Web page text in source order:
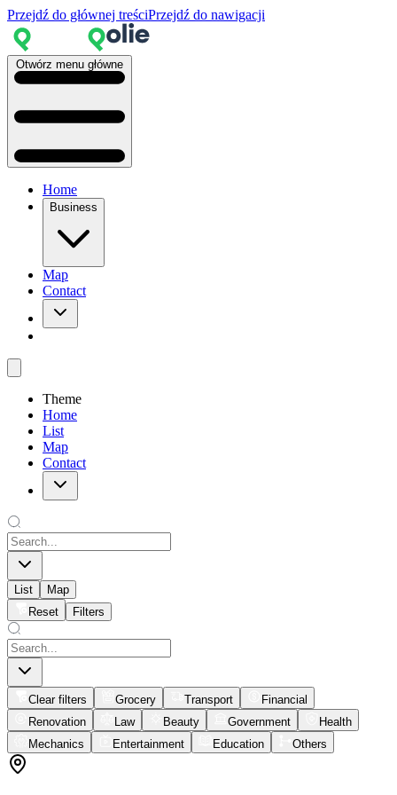
Przejdź do głównej treściPrzejdź do nawigacji
Otwórz menu główne
Home
Business
Map
Contact
Theme
Home
List
Map
Contact
List
Map
Reset
Filters
Clear filters Grocery Transport
Financial
Renovation
Law Beauty Government
Health
Mechanics
Entertainment Education Others